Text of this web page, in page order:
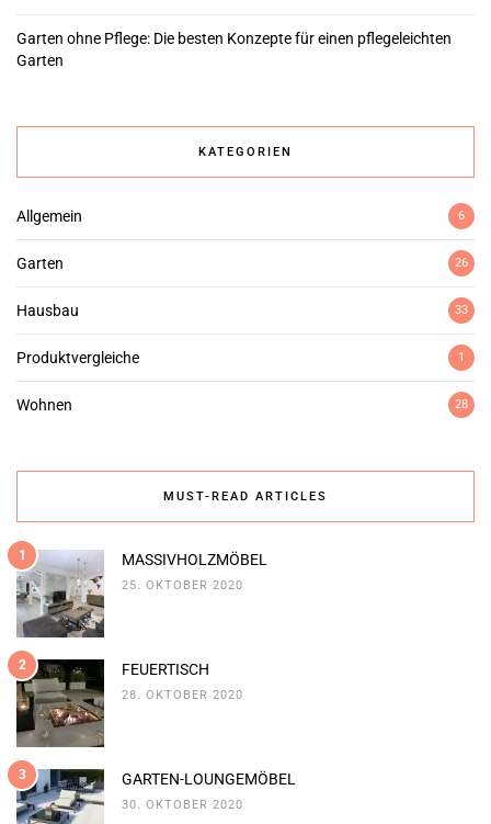
Garten ohne Pflege: Die besten Konzepte für einen pflegeleichten
Garten
KATEGORIEN
Allgemein 6
Garten 26
Hausbau 33
Produktvergleiche 1
Wohnen 28
MUST-READ ARTICLES
1 MASSIVHOLZMÖBEL
25. OKTOBER 2020
2 FEUERTISCH
28. OKTOBER 2020
3 GARTEN-LOUNGEMÖBEL
30. OKTOBER 2020